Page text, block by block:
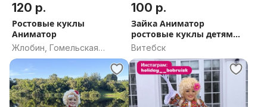
120 р.
Ростовые куклы
Аниматор
Жлобин, Гомельская
область
100 р.
Зайка Аниматор
ростовые куклы детям
праздник
Витебск